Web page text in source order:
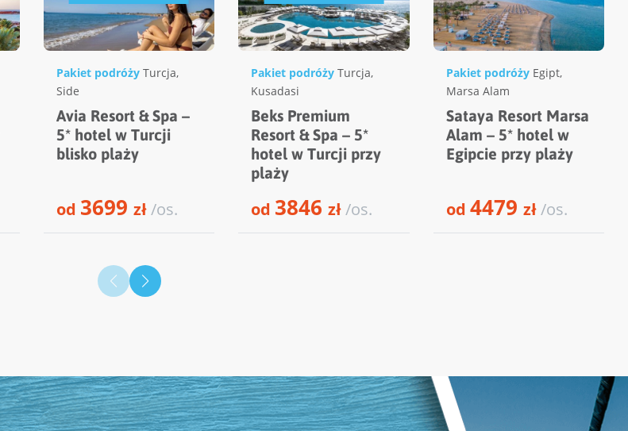
Pakiet podróży Turcja,
Side
Avia Resort & Spa –
5* hotel w Turcji
blisko plaży
od 3699 zł/os.
Pakiet podróży Turcja,
Kusadasi
Beks Premium
Resort & Spa – 5*
hotel w Turcji przy
plaży
od 3846zł/os.
Pakiet podróży Egipt,
Marsa Alam
Sataya Resort Marsa
Alam – 5* hotel w
Egipcie przy plaży
od 4479 zł/os.